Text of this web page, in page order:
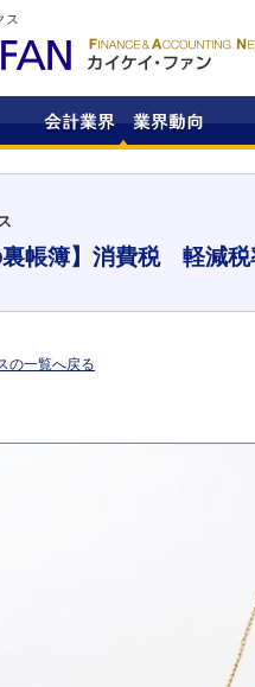
ス
裏帳簿】消費税 軽減
の一覧へ戻る